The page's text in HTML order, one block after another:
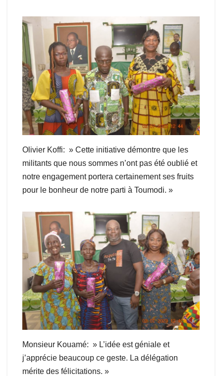
Olivier Koffi: » Cette initiative démontre que les
militants que nous sommes n’ont pas été oublié et
notre engagement portera certainement ses fruits
pour le bonheur de notre parti à Toumodi. »
Monsieur Kouamé: » L’idée est géniale et
j’apprécie beaucoup ce geste. La délégation
mérite des félicitations. »